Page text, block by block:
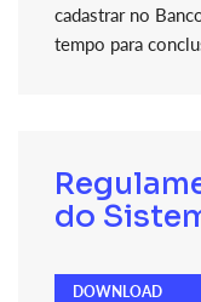
cadastrar no
tempo para
do
DOWNLOAD